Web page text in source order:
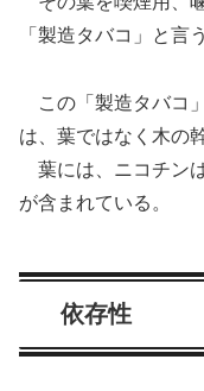
「製造タバコ」と言う
この「製造タバコ
は、葉ではなく木の
葉には、ニコチン
が含まれている。
依存性